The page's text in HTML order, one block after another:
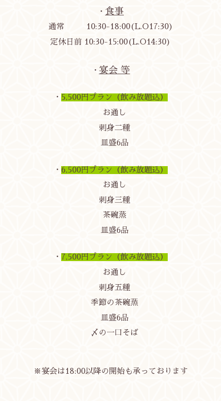
・ 食事
通常 10:30-18:00(L.O17:30)
定休日前 10:30-15:00(L.O14:30)
・ 宴会 等
・ 5,500円プラン（飲み放題込）
お通し
刺身二種
皿盛6品
・ 6,500円プラン
（飲み放題込）
お通し
刺身三種
茶碗蒸
皿盛6品
・ 7,500円プラン
（飲み放題込）
お通し
刺身五種
季節の茶碗蒸
皿盛6品
〆の一口そば
※宴会は18:00以降の開始も承っております